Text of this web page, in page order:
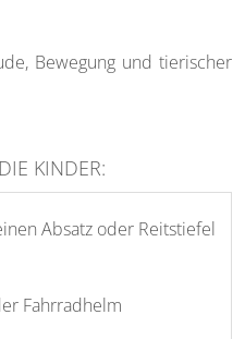
Bewegung und tierischer
KINDER:
Absatz oder Reitstiefel
Fahrradhelm